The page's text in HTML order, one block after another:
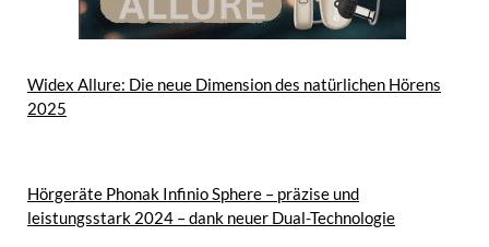
Widex Allure: Die neue Dimension des natürlichen Hörens
2025
Hörgeräte Phonak Infinio Sphere – präzise und
leistungsstark 2024 – dank neuer Dual-Technologie